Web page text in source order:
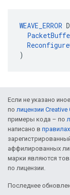
WEAVE_ERROR
)
Если не указано
по лицензии
примеры кода – по
написано в
аффилированных
марки являются
по лицензии.
Последнее